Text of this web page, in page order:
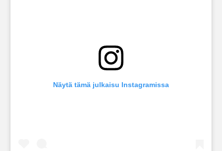
Näytä tämä julkaisu Instagramissa